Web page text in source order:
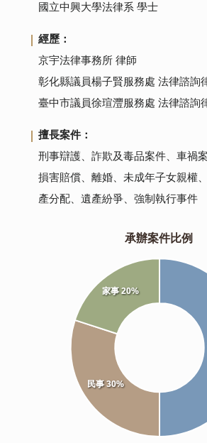
國立中興大學法律系 學士
經歷：
京宇法律事務所 律師
彰化縣議員楊子賢服務處 法律諮詢
臺中市議員徐瑄灃服務處 法律諮詢
擅長案件：
刑事辯護、詐欺及毒品案件、車禍
損害賠償、離婚、未成年子女親權
產分配、遺產紛爭、強制執行事件
承辦案件比例
民事 30%
家事 20%